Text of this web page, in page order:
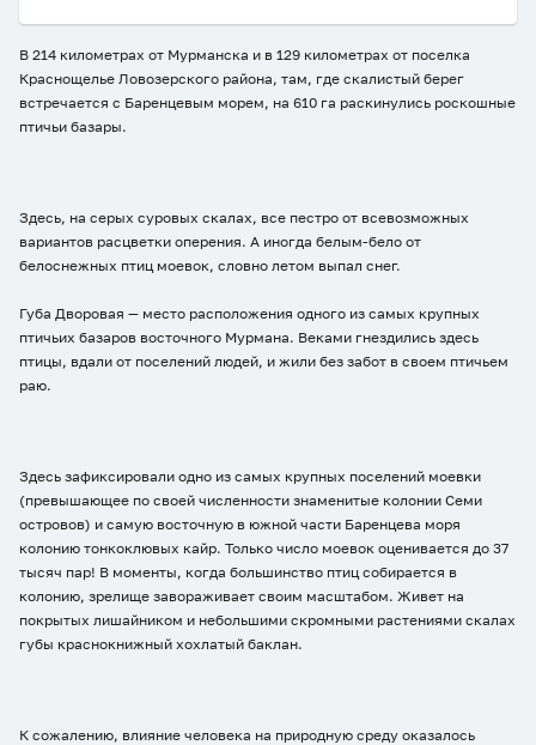
В 214 километрах от Мурманска и в 129 километрах от поселка
Краснощелье Ловозерского района, там, где скалистый берег
встречается с Баренцевым морем, на 610 га раскинулись роскошные
птичьи базары.
Здесь, на серых суровых скалах, все пестро от всевозможных
вариантов расцветки оперения. А иногда белым-бело от
белоснежных птиц моевок, словно летом выпал снег.
Губа Дворовая — место расположения одного из самых крупных
птичьих базаров восточного Мурмана. Веками гнездились здесь
птицы, вдали от поселений людей, и жили без забот в своем птичьем
раю.
Здесь зафиксировали одно из самых крупных поселений моевки
(превышающее по своей численности знаменитые колонии Семи
островов) и самую восточную в южной части Баренцева моря
колонию тонкоклювых кайр. Только число моевок оценивается до 37
тысяч пар! В моменты, когда большинство птиц собирается в
колонию, зрелище завораживает своим масштабом. Живет на
покрытых лишайником и небольшими скромными растениями скалах
губы краснокнижный хохлатый баклан.
К сожалению, влияние человека на природную среду оказалось